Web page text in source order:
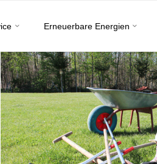
Erneuerbare Energien